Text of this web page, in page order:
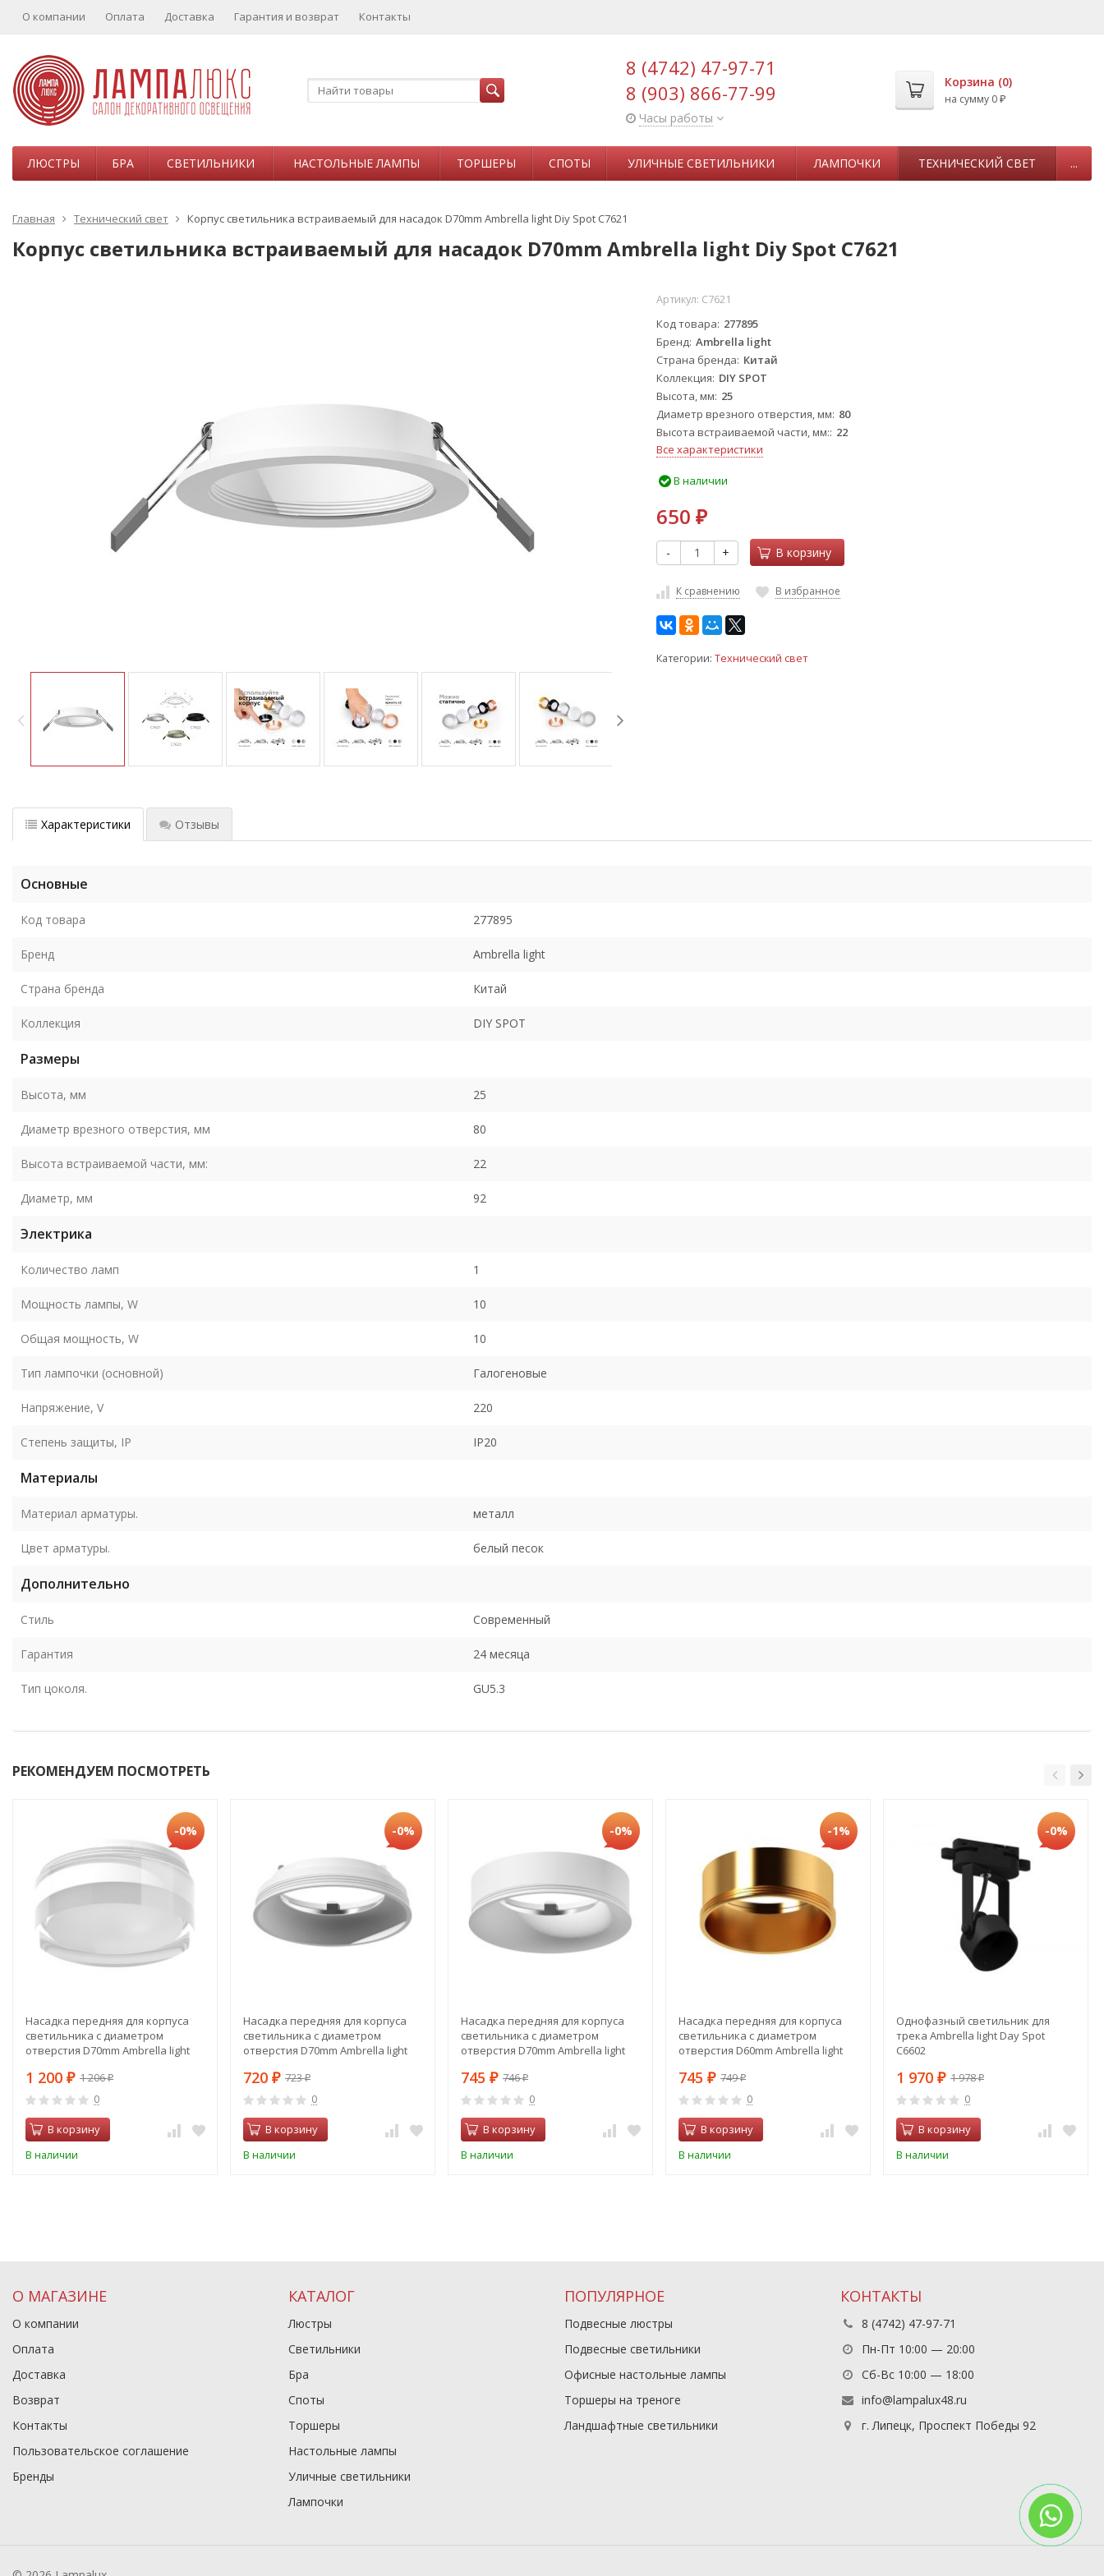
О компании Оплата Доставка Гарантия и возврат Контакты
8 (4742) 47-97-71
8 (903) 866-77-99
Часы работы
Корзина (0)
на сумму 0 ₽
ЛЮСТРЫ БРА СВЕТИЛЬНИКИ НАСТОЛЬНЫЕ ЛАМПЫ ТОРШЕРЫ СПОТЫ УЛИЧНЫЕ СВЕТИЛЬНИКИ ЛАМПОЧКИ ТЕХНИЧЕСКИЙ СВЕТ ...
Главная Технический свет Корпус светильника встраиваемый для насадок D70mm Ambrella light Diy Spot C7621
Корпус светильника встраиваемый для насадок D70mm Ambrella light Diy Spot C7621
Артикул: C7621
Код товара 277895
Бренд Ambrella light
Страна бренда Китай
Коллекция DIY SPOT
Высота, мм 25
Диаметр врезного отверстия, мм 80
Высота встраиваемой части, мм: 22
Все характеристики
В наличии
650 ₽
- + В корзину
К сравнению В избранное
Категории: Технический свет
Характеристики Отзывы
Основные
Код товара 277895
Бренд Ambrella light
Страна бренда Китай
Коллекция DIY SPOT
Размеры
Высота, мм 25
Диаметр врезного отверстия, мм 80
Высота встраиваемой части, мм: 22
Диаметр, мм 92
Электрика
Количество ламп 1
Мощность лампы, W 10
Общая мощность, W 10
Тип лампочки (основной) Галогеновые
Напряжение, V 220
Степень защиты, IP IP20
Материалы
Материал арматуры. металл
Цвет арматуры. белый песок
Дополнительно
Стиль Современный
Гарантия 24 месяца
Тип цоколя. GU5.3
РЕКОМЕНДУЕМ ПОСМОТРЕТЬ
-0%
Насадка передняя для корпуса
светильника с диаметром
отверстия D70mm Ambrella light
1 200 ₽ 1 206₽
0
В корзину
В наличии
-0%
Насадка передняя для корпуса
светильника с диаметром
отверстия D70mm Ambrella light
720 ₽ 723₽
0
В корзину
В наличии
-0%
Насадка передняя для корпуса
светильника с диаметром
отверстия D70mm Ambrella light
745 ₽ 746₽
0
В корзину
В наличии
-1%
Насадка передняя для корпуса
светильника с диаметром
отверстия D60mm Ambrella light
745 ₽ 749₽
0
В корзину
В наличии
-0%
Однофазный светильник для
трека Ambrella light Day Spot
C6602
1 970 ₽ 1 978₽
0
В корзину
В наличии
О МАГАЗИНЕ
О компании
Оплата
Доставка
Возврат
Контакты
Пользовательское соглашение
Бренды
КАТАЛОГ
Люстры
Светильники
Бра
Споты
Торшеры
Настольные лампы
Уличные светильники
Лампочки
ПОПУЛЯРНОЕ
Подвесные люстры
Подвесные светильники
Офисные настольные лампы
Торшеры на треноге
Ландшафтные светильники
КОНТАКТЫ
8 (4742) 47-97-71
Пн-Пт 10:00 — 20:00
Сб-Вс 10:00 — 18:00
info@lampalux48.ru
г. Липецк, Проспект Победы 92